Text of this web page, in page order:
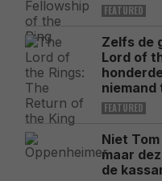
FEATURED
Zelfs de
Lord of
niemand
FEATURED
Niet
maar
de